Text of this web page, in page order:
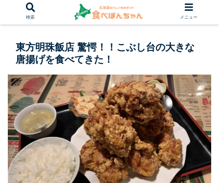
東方明珠飯店 驚愕！！こぶし台の大きな
唐揚げを食べてきた！
検索 メニュー